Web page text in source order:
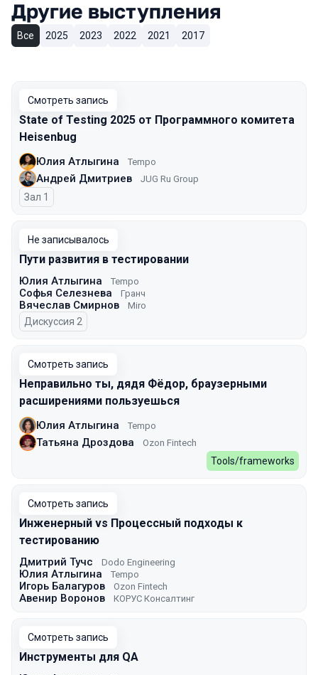
Другие выступления
Все 2025 2023 2022 2021 2017
Смотреть запись
State of Testing 2025 от Программного комитета
Heisenbug
Юлия Атлыгина Tempo
Андрей Дмитриев JUG Ru Group
Зал 1
Не записывалось
Пути развития в тестировании
Юлия Атлыгина Tempo
Софья Селезнева Гранч
Вячеслав Смирнов Miro
Дискуссия 2
Смотреть запись
Неправильно ты, дядя Фёдор, браузерными
расширениями пользуешься
Юлия Атлыгина Tempo
Татьяна Дроздова Ozon Fintech
Tools/frameworks
Смотреть запись
Инженерный vs Процессный подходы к
тестированию
Дмитрий Тучс Dodo Engineering
Юлия Атлыгина Tempo
Игорь Балагуров Ozon Fintech
Авенир Воронов КОРУС Консалтинг
Смотреть запись
Инструменты для QA